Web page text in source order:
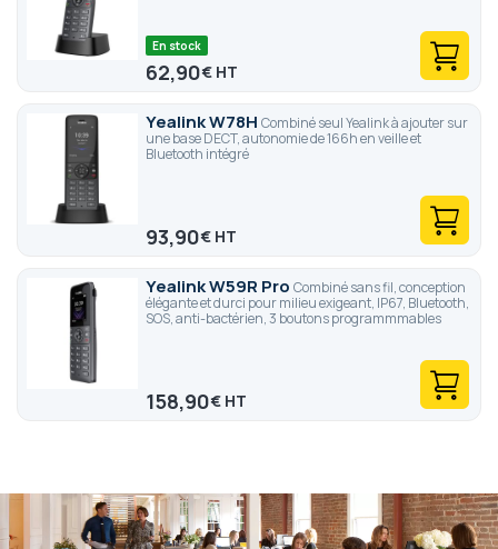
En stock
62,90€
Yealink W78H Combiné seul Yealink à ajouter sur
une base DECT, autonomie de 166h en veille et
Bluetooth intégré
93,90€
Yealink W59R Pro Combiné sans fil, conception
élégante et durci pour milieu exigeant, IP67, Bluetooth,
SOS, anti-bactérien, 3 boutons programmmables
158,90€